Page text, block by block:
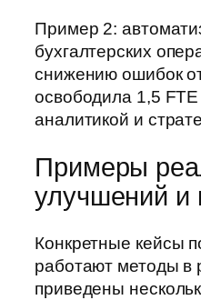
Пример 2:
бухгалтерских
снижению ошибок
освободила 1,5
аналитикой и
Примеры
улучшений и
Конкретные кейсы
работают методы в
приведены